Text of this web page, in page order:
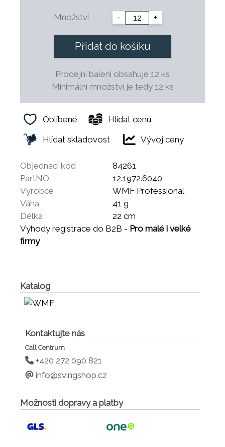
Množství - +
Přidat do košíku
Prodejní balení obsahuje 12 ks
Minimální množství je tedy 12 ks
Oblíbené
Hlídat cenu
Hlídat skladovost
Vývoj ceny
Objednací kód
84261
PartNO
12.1972.6040
Výrobce
WMF Professional
Váha
41 g
Délka
22 cm
Výhody registrace do B2B - Pro malé i velké
firmy
Katalog
Kontaktujte nás
Call Centrum
+420 272 090 821
info@svingshop.cz
Možnosti dopravy a platby